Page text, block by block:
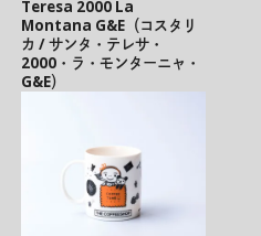
Teresa 2000 La
Montana G&E（コスタリ
カ / サンタ・テレサ・
2000・ラ・モンターニャ・
G&E）